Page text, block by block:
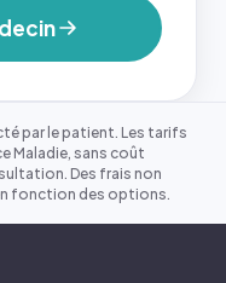
par le patient. Les tarifs
Maladie, sans coût
Des frais non
fonction des options.